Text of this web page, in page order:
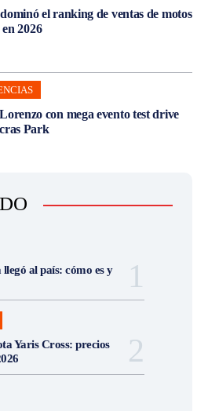
el ranking de ventas de motos
2026
con mega evento test drive
Park
al país: cómo es y
Yaris Cross: precios